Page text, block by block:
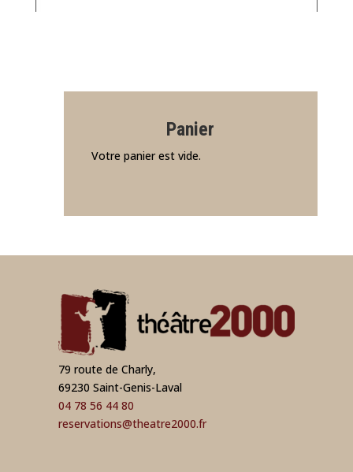
Panier
Votre panier est vide.
79 route de Charly,
69230 Saint-Genis-Laval
04 78 56 44 80
reservations@theatre2000.fr